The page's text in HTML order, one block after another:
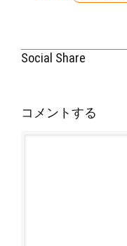
Social Share
コメントする